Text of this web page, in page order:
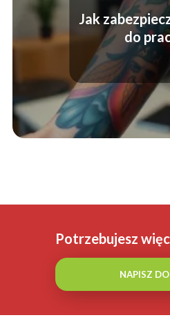
Jak
do
Potrzebujesz
NAPISZ